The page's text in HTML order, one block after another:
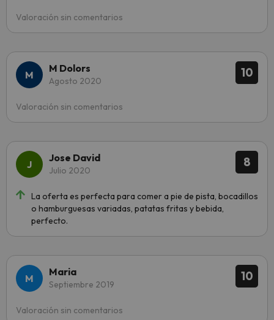
Valoración sin comentarios
10
M Dolors
Agosto 2020
Valoración sin comentarios
8
Jose David
Julio 2020
La oferta es perfecta para comer a pie de pista, bocadillos
o hamburguesas variadas, patatas fritas y bebida,
perfecto.
10
Maria
Septiembre 2019
Valoración sin comentarios